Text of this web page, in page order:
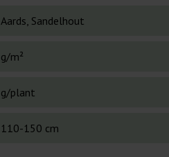
Aards, Sandelhout
g/m²
g/plant
110-150 cm